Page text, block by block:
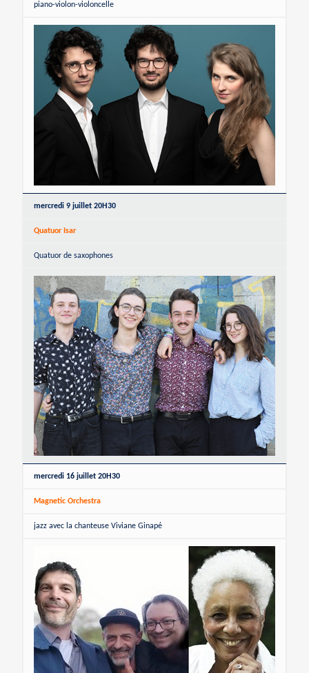
piano-violon-violoncelle
mercredi 9 juillet 20H30
Quatuor Isar
Quatuor de saxophones
mercredi 16 juillet 20H30
Magnetic Orchestra
jazz avec la chanteuse Viviane Ginapé